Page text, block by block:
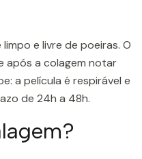
e livre de poeiras. O
após a colagem notar
a película é respirável e
de 24h a 48h.